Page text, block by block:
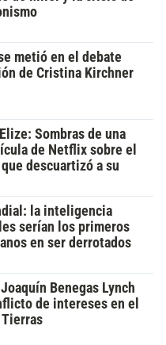
metió en el debate
de Cristina Kirchner
Sombras de una
de Netflix sobre el
descuartizó a su
la inteligencia
serían los primeros
en ser derrotados
Benegas Lynch
de intereses en el